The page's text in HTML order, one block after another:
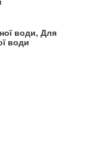
води, Для
води